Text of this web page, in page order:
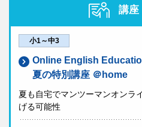
講座
小1～中3
Online English
夏の特別講座 ＠home
夏も自宅でマンツーマンオンラ
げる可能性